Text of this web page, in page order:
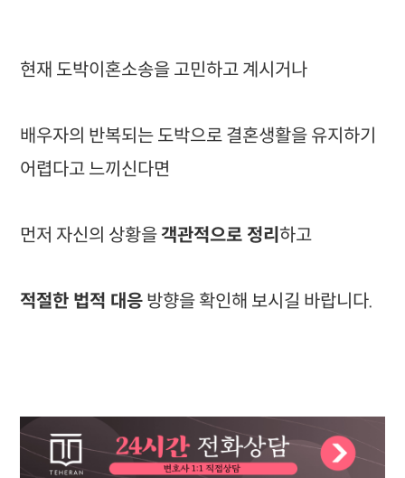
현재 도박이혼소송을 고민하고 계시거나
배우자의 반복되는 도박으로 결혼생활을 유지하기
어렵다고 느끼신다면
먼저 자신의 상황을객관적으로 정리 하고
적절한 법적 대응 방향을 확인해 보시길 바랍니다.